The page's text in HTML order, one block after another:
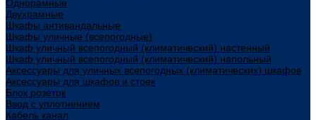
Однорамные
Двухрамные
Шкафы антивандальные
Шкафы уличные (всепогодные)
Шкаф уличный всепогодный (климатический) настенный
Шкаф уличный всепогодный (климатический) напольный
Аксессуары для уличных всепогодных (климатических) шкафов
Аксессуары для шкафов и стоек
Блок розеток
Ввод с уплотнением
Кабель канал